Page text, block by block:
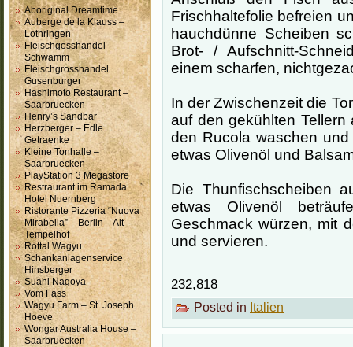
Aboriginal Dreamtime
Auberge de la Klauss –
Lothringen
Fleischgosshandel
Schwamm
Fleischgrosshandel
Gusenburger
Hashimoto Restaurant –
Saarbruecken
Henry’s Sandbar
Herzberger – Edle
Getraenke
Kleine Tonhalle –
Saarbruecken
PlayStation 3 Megastore
Restraurant im Ramada
Hotel Nuernberg
Ristorante Pizzeria “Nuova
Mirabella” – Berlin – Alt
Tempelhof
Rottal Wagyu
Schankanlagenservice
Hinsberger
Suahi Nagoya
Vom Fass
Wagyu Farm – St. Joseph
Hoeve
Wongar Australia House –
Saarbruecken
Frischhaltefolie befreien
hauchdünne Scheiben
Brot- / Aufschnitt-
einem scharfen,
In der Zwischenzeit die
auf den gekühlten Tellern
den Rucola waschen
etwas Olivenöl und
Die Thunfischscheiben
etwas Olivenöl
Geschmack würzen, mit
und servieren.
232,818
Posted in Italien